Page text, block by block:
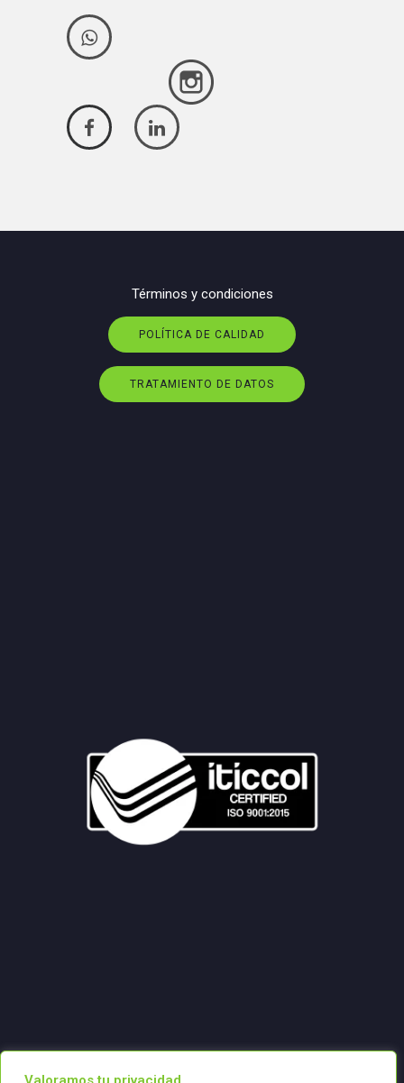
Términos y condiciones
POLÍTICA DE CALIDAD
TRATAMIENTO DE DATOS